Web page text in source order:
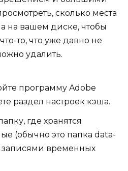
сколько места
на вашем диске, чтобы
то, что уже давно не
удалить.
программу Adobe
раздел настроек кэша.
где хранятся
(обычно это папка data-
записями временных